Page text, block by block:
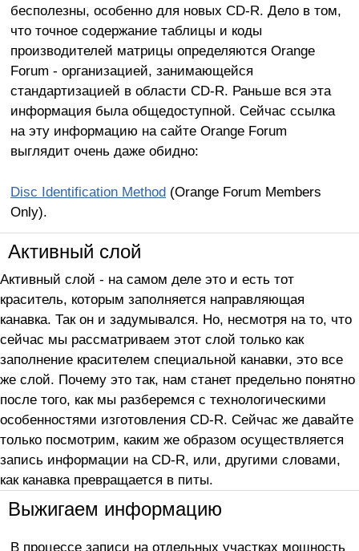
бесполезны, особенно для новых CD-R. Дело в том,
что точное содержание таблицы и коды
производителей матрицы определяются Orange
Forum - организацией, занимающейся
стандартизацией в области CD-R. Раньше вся эта
информация была общедоступной. Сейчас ссылка
на эту информацию на сайте Orange Forum
выглядит очень даже обидно:
Disc Identification Method(Orange Forum Members
Only).
Активный слой
Активный слой - на самом деле это и есть тот
краситель, которым заполняется направляющая
канавка. Так он и задумывался. Но, несмотря на то, что
сейчас мы рассматриваем этот слой только как
заполнение красителем специальной канавки, это все
же слой. Почему это так, нам станет предельно понятно
после того, как мы разберемся с технологическими
особенностями изготовления CD-R. Сейчас же давайте
только посмотрим, каким же образом осуществляется
запись информации на CD-R, или, другими словами,
как канавка превращается в питы.
Выжигаем информацию
В процессе записи на отдельных участках мощность